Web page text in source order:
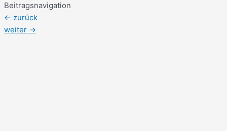
Beitragsnavigation
← zurück
weiter →